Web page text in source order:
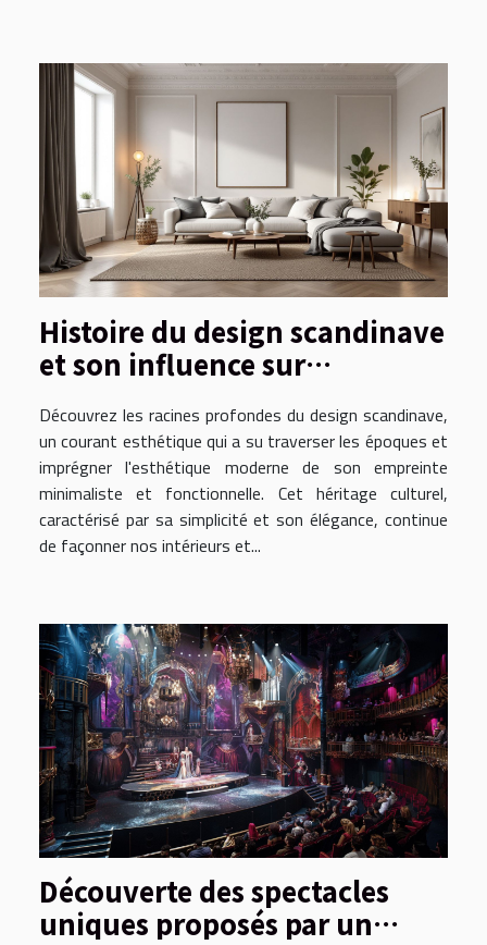
Histoire du design scandinave
et son influence sur
Découvrez les racines profondes du design scandinave,
un courant esthétique qui a su traverser les époques et
imprégner l'esthétique moderne de son empreinte
minimaliste et fonctionnelle. Cet héritage culturel,
caractérisé par sa simplicité et son élégance, continue
de façonner nos intérieurs et...
Découverte des spectacles
uniques proposés par un